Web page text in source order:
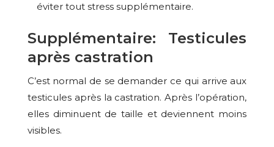
éviter tout stress supplémentaire.
Supplémentaire: Testicules
après castration
C’est normal de se demander ce qui arrive aux
testicules après la castration. Après l’opération,
elles diminuent de taille et deviennent moins
visibles.